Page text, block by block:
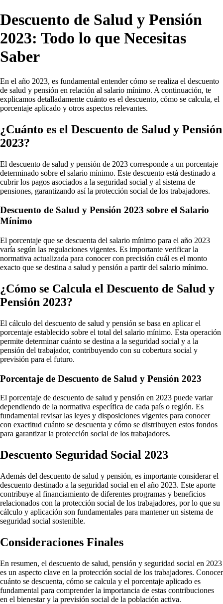
Descuento de Salud y Pensión
2023: Todo lo que Necesitas
Saber
En el año 2023, es fundamental entender cómo se realiza el descuento
de salud y pensión en relación al salario mínimo. A continuación, te
explicamos detalladamente cuánto es el descuento, cómo se calcula, el
porcentaje aplicado y otros aspectos relevantes.
¿Cuánto es el Descuento de Salud y Pensión
2023?
El descuento de salud y pensión de 2023 corresponde a un porcentaje
determinado sobre el salario mínimo. Este descuento está destinado a
cubrir los pagos asociados a la seguridad social y al sistema de
pensiones, garantizando así la protección social de los trabajadores.
Descuento de Salud y Pensión 2023 sobre el Salario
Mínimo
El porcentaje que se descuenta del salario mínimo para el año 2023
varía según las regulaciones vigentes. Es importante verificar la
normativa actualizada para conocer con precisión cuál es el monto
exacto que se destina a salud y pensión a partir del salario mínimo.
¿Cómo se Calcula el Descuento de Salud y
Pensión 2023?
El cálculo del descuento de salud y pensión se basa en aplicar el
porcentaje establecido sobre el total del salario mínimo. Esta operación
permite determinar cuánto se destina a la seguridad social y a la
pensión del trabajador, contribuyendo con su cobertura social y
previsión para el futuro.
Porcentaje de Descuento de Salud y Pensión 2023
El porcentaje de descuento de salud y pensión en 2023 puede variar
dependiendo de la normativa específica de cada país o región. Es
fundamental revisar las leyes y disposiciones vigentes para conocer
con exactitud cuánto se descuenta y cómo se distribuyen estos fondos
para garantizar la protección social de los trabajadores.
Descuento Seguridad Social 2023
Además del descuento de salud y pensión, es importante considerar el
descuento destinado a la seguridad social en el año 2023. Este aporte
contribuye al financiamiento de diferentes programas y beneficios
relacionados con la protección social de los trabajadores, por lo que su
cálculo y aplicación son fundamentales para mantener un sistema de
seguridad social sostenible.
Consideraciones Finales
En resumen, el descuento de salud, pensión y seguridad social en 2023
es un aspecto clave en la protección social de los trabajadores. Conocer
cuánto se descuenta, cómo se calcula y el porcentaje aplicado es
fundamental para comprender la importancia de estas contribuciones
en el bienestar y la previsión social de la población activa.